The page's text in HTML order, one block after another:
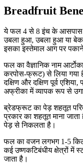
Breadfruit
ये फल 4 से 8 इंच के आसपास
उबला हुआ, उबला हुआ या बेक
इसका इस्तेमाल आग पर
फल का वैज्ञानिक नाम
करपोस-फ्रूट) से लिया गया
दक्षिण और दक्षिण पूर्व
अफ्रीका में व्यापक रूप से
ब्रेडफ्रूट का पेड़ शहतूत
प्रकार का शहतूत माना
पेड़ से निकलता है।
फल का वजन लगभग 1-5
कई उष्णकटिबंधीय क्षेत्रों में
जाता है।